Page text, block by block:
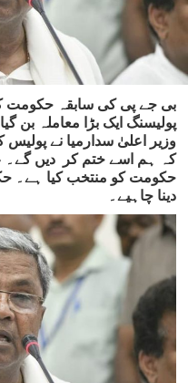
بی جے پی کی سابقہ حکومت
پولیسنگ ایک بڑا معاملہ بن
وزیر اعلیٰ سدارمیا نے
کہ ہم اسے ختم کر دیں گے۔
حکومت کو منتخب کیا ہے۔
دینا چاہیے۔